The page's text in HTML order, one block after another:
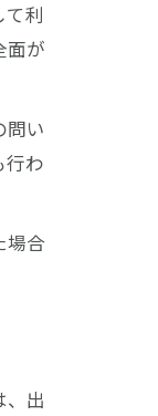
利
面が
問い
行わ
場合
、出